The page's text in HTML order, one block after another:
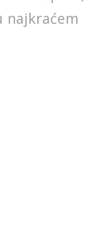
najkraćem